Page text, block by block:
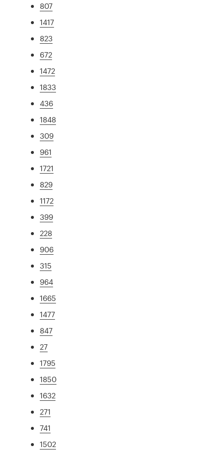
807
1417
823
672
1472
1833
436
1848
309
961
1721
829
1172
399
228
906
315
964
1665
1477
847
27
1795
1850
1632
271
741
1502